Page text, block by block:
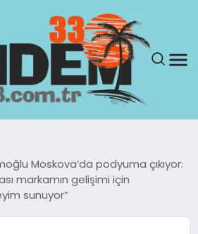
Moskova’da podyuma çıkıyor:
markamın gelişimi için
sunuyor”